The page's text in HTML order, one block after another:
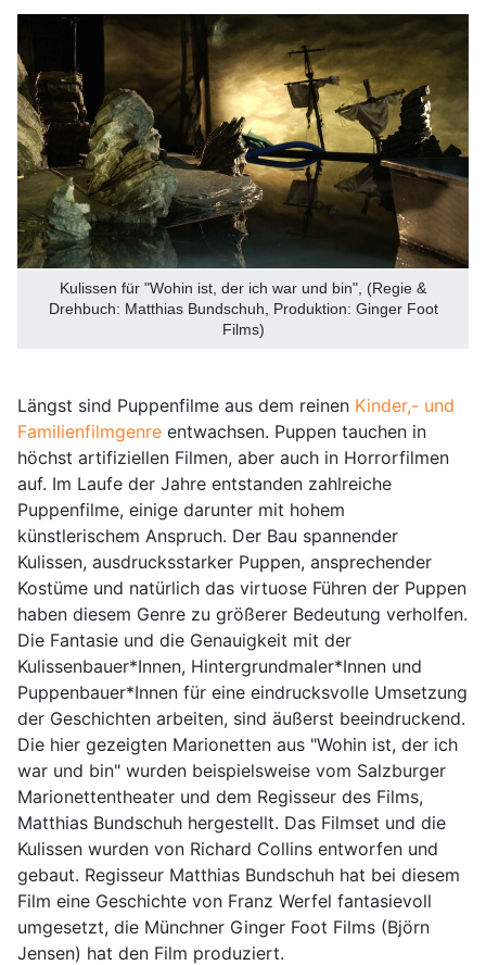
Kulissen für "Wohin ist, der ich war und bin", (Regie &
Drehbuch: Matthias Bundschuh, Produktion: Ginger Foot
Films)
Längst sind Puppenfilme aus dem reinen Kinder,- und
Familienfilmgenre entwachsen. Puppen tauchen in
höchst artifiziellen Filmen, aber auch in Horrorfilmen
auf. Im Laufe der Jahre entstanden zahlreiche
Puppenfilme, einige darunter mit hohem
künstlerischem Anspruch. Der Bau spannender
Kulissen, ausdrucksstarker Puppen, ansprechender
Kostüme und natürlich das virtuose Führen der Puppen
haben diesem Genre zu größerer Bedeutung verholfen.
Die Fantasie und die Genauigkeit mit der
Kulissenbauer*Innen, Hintergrundmaler*Innen und
Puppenbauer*Innen für eine eindrucksvolle Umsetzung
der Geschichten arbeiten, sind äußerst beeindruckend.
Die hier gezeigten Marionetten aus "Wohin ist, der ich
war und bin" wurden beispielsweise vom Salzburger
Marionettentheater und dem Regisseur des Films,
Matthias Bundschuh hergestellt. Das Filmset und die
Kulissen wurden von Richard Collins entworfen und
gebaut. Regisseur Matthias Bundschuh hat bei diesem
Film eine Geschichte von Franz Werfel fantasievoll
umgesetzt, die Münchner Ginger Foot Films (Björn
Jensen) hat den Film produziert.